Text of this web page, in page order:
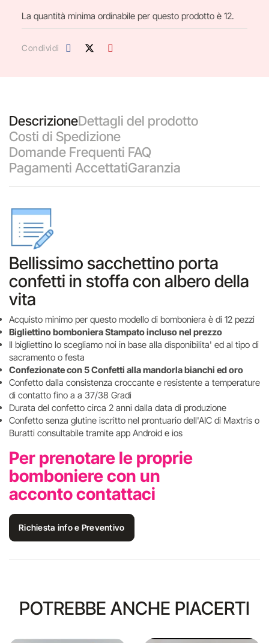
La quantità minima ordinabile per questo prodotto è 12.
Condividi
DescrizioneDettagli del prodotto
Costi di Spedizione
Domande Frequenti FAQ
Pagamenti AccettatiGaranzia
Bellissimo sacchettino porta
confetti in stoffa con albero della
vita
Acquisto minimo per questo modello di bomboniera è di 12 pezzi
Bigliettino bomboniera Stampato incluso nel prezzo
Il bigliettino lo scegliamo noi in base alla disponibilita' ed al tipo di
sacramento o festa
Confezionate con 5 Confetti alla mandorla bianchi ed oro
Confetto dalla consistenza croccante e resistente a temperature
di contatto fino a a 37/38 Gradi
Durata del confetto circa 2 anni dalla data di produzione
Confetto senza glutine iscritto nel prontuario dell'AIC di Maxtris o
Buratti consultabile tramite app Android e ios
Per prenotare le proprie
bomboniere con un
acconto contattaci
Richiesta info e Preventivo
POTREBBE ANCHE PIACERTI